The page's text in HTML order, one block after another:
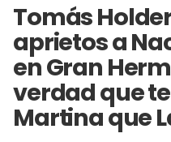
Tomás
aprietos a
en Gran
verdad que
Martina que